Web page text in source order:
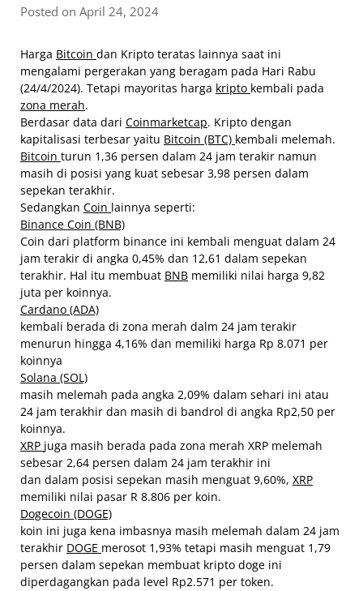
Posted on April 24, 2024
Harga Bitcoin dan Kripto teratas lainnya saat ini
mengalami pergerakan yang beragam pada Hari Rabu
(24/4/2024). Tetapi mayoritas harga kripto kembali pada
zona merah.
Berdasar data dari Coinmarketcap. Kripto dengan
kapitalisasi terbesar yaitu Bitcoin (BTC) kembali melemah.
Bitcoin turun 1,36 persen dalam 24 jam terakir namun
masih di posisi yang kuat sebesar 3,98 persen dalam
sepekan terakhir.
Sedangkan Coin lainnya seperti:
Binance Coin (BNB)
Coin dari platform binance ini kembali menguat dalam 24
jam terakir di angka 0,45% dan 12,61 dalam sepekan
terakhir. Hal itu membuat BNB memiliki nilai harga 9,82
juta per koinnya.
Cardano (ADA)
kembali berada di zona merah dalm 24 jam terakir
menurun hingga 4,16% dan memiliki harga Rp 8.071 per
koinnya
Solana (SOL)
masih melemah pada angka 2,09% dalam sehari ini atau
24 jam terakhir dan masih di bandrol di angka Rp2,50 per
koinnya.
XRP juga masih berada pada zona merah XRP melemah
sebesar 2,64 persen dalam 24 jam terakhir ini
dan dalam posisi sepekan masih menguat 9,60%, XRP
memiliki nilai pasar R 8.806 per koin.
Dogecoin (DOGE)
koin ini juga kena imbasnya masih melemah dalam 24 jam
terakhir DOGE merosot 1,93% tetapi masih menguat 1,79
persen dalam sepekan membuat kripto doge ini
diperdagangkan pada level Rp2.571 per token.